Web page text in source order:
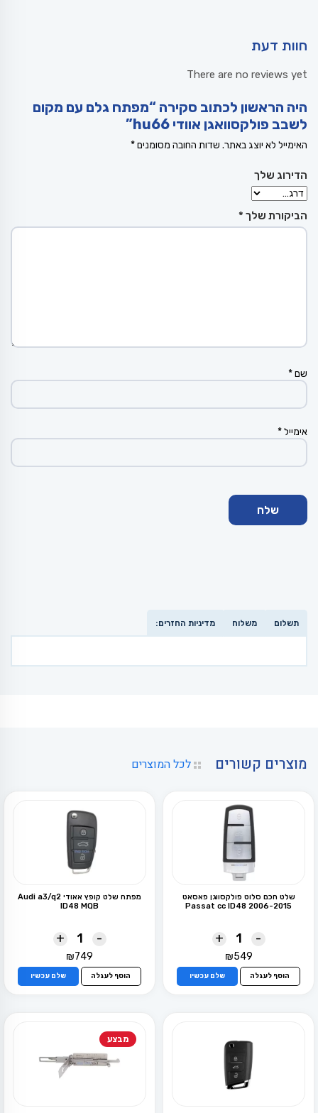
חוות דעת
There are no reviews yet
היה הראשון לכתוב סקירה “מפתח גלם עם מקום
לשבב פולקסוואגן אוודי hu66”
האימייל לא יוצג באתר. שדות החובה מסומנים*
הדירוג שלך
הביקורת שלך *
שם*
אימייל*
תשלום משלוח מדיניות החזרים:
מוצרים קשורים לכל המוצרים
שלט חכם סלוט פולקסווגן פאסאט
2006-2015 Passat cc ID48
-
+
₪549
הוסף לעגלה שלם עכשיו
מפתח שלט קופץ אאודי Audi a3/q2
ID48 MQB
-
+
₪749
הוסף לעגלה שלם עכשיו
מבצע